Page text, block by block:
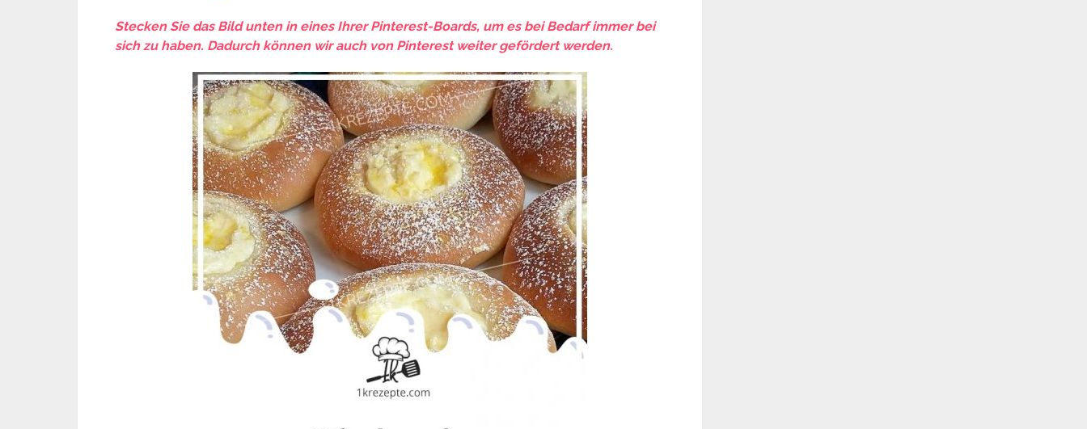
Stecken Sie das Bild unten in eines Ihrer Pinterest-Boards, um es bei Bedarf immer bei
sich zu haben. Dadurch können wir auch von Pinterest weiter gefördert werden.